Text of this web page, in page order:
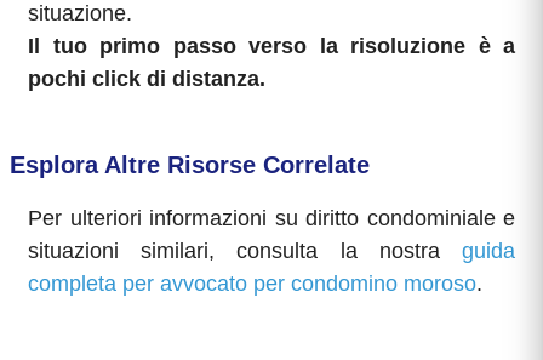
situazione.
Il tuo primo passo verso la risoluzione è a
pochi click di distanza.
Esplora Altre Risorse Correlate
Per ulteriori informazioni su diritto condominiale e
situazioni similari, consulta la nostra guida
completa per avvocato per condomino moroso.